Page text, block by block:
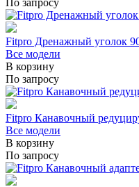
Fitpro Дренажный уголок
Все модели
В корзину
По запросу
Fitpro Канавочный
Все модели
В корзину
По запросу